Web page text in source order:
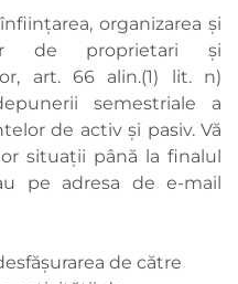
organizarea și
de proprietari și
art. 66 alin.(1) lit. n)
semestriale a
de activ şi pasiv. Vă
situaţii până la finalul
pe adresa de e-mail
de către